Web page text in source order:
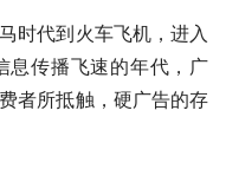
时代到火车飞机，进入
息传播飞速的年代，广
者所抵触，硬广告的存